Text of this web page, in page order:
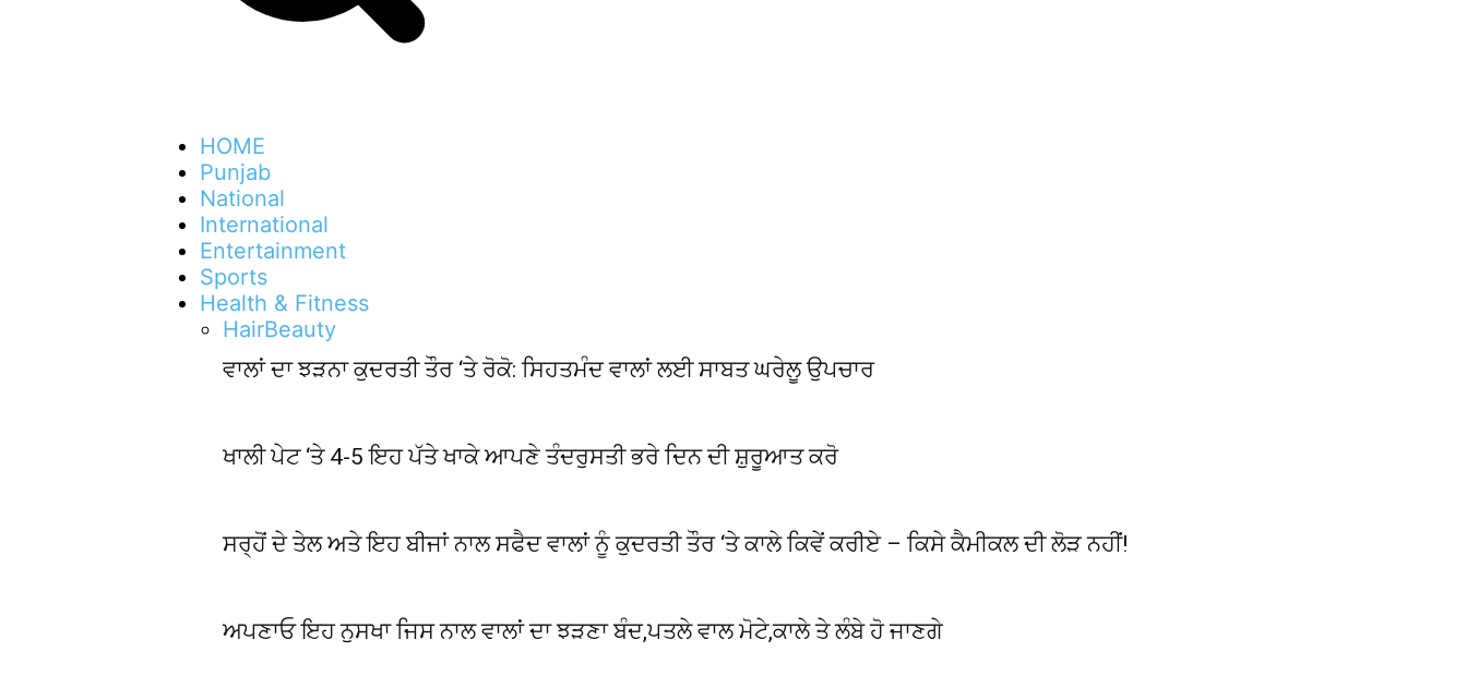
HOME
Punjab
National
International
Entertainment
Sports
Health & Fitness
HairBeauty
ਵਾਲਾਂ ਦਾ ਝੜਨਾ ਕੁਦਰਤੀ ਤੌਰ ‘ਤੇ ਰੋਕੋ: ਸਿਹਤਮੰਦ ਵਾਲਾਂ ਲਈ ਸਾਬਤ ਘਰੇਲੂ ਉਪਚਾਰ
ਖਾਲੀ ਪੇਟ ‘ਤੇ 4-5 ਇਹ ਪੱਤੇ ਖਾਕੇ ਆਪਣੇ ਤੰਦਰੁਸਤੀ ਭਰੇ ਦਿਨ ਦੀ ਸ਼ੁਰੂਆਤ ਕਰੋ
ਸਰ੍ਹੋਂ ਦੇ ਤੇਲ ਅਤੇ ਇਹ ਬੀਜਾਂ ਨਾਲ ਸਫੈਦ ਵਾਲਾਂ ਨੂੰ ਕੁਦਰਤੀ ਤੌਰ ‘ਤੇ ਕਾਲੇ ਕਿਵੇਂ ਕਰੀਏ – ਕਿਸੇ ਕੈਮੀਕਲ ਦੀ ਲੋੜ ਨਹੀਂ!
ਅਪਣਾਓ ਇਹ ਨੁਸਖਾ ਜਿਸ ਨਾਲ ਵਾਲਾਂ ਦਾ ਝੜਣਾ ਬੰਦ,ਪਤਲੇ ਵਾਲ ਮੋਟੇ,ਕਾਲੇ ਤੇ ਲੰਬੇ ਹੋ ਜਾਣਗੇ